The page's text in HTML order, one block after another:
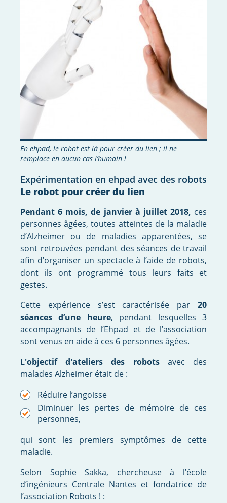
Expérimentation en ehpad avec des robots
Le robot pour créer du lien
Pendant 6 mois, de janvier à juillet 2018, ces
personnes âgées, toutes atteintes de la maladie
d’Alzheimer ou de maladies apparentées, se
sont retrouvées pendant des séances de travail
afin d’organiser un spectacle à l’aide de robots,
dont ils ont programmé tous leurs faits et
gestes.
Cette expérience s’est caractérisée par 20
séances d’une heure, pendant lesquelles 3
accompagnants de l’Ehpad et de l’association
sont venus en aide à ces 6 personnes âgées.
L'objectif d'ateliers des robotsavec des
malades Alzheimer était de :
Réduire l’angoisse
Diminuer les pertes de mémoire de ces
personnes,
qui sont les premiers symptômes de cette
maladie.
Selon Sophie Sakka, chercheuse à l’école
d’ingénieurs Centrale Nantes et fondatrice de
l’association Robots ! :
En ehpad, le robot est là pour créer du lien ; il ne
remplace en aucun cas l’humain !